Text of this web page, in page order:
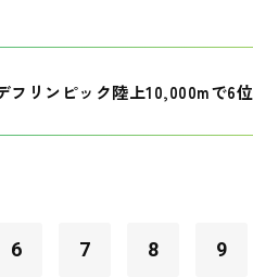
フリンピック陸上10,000mで6位
6 7 8 9